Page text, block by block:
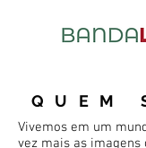
QUEM
Vivemos em um
vez mais as imagens